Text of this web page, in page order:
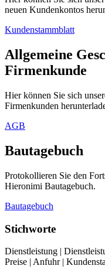
neuen Kundenkontos
Kundenstammblatt
Allgemeine
Firmenkunde
Hier können Sie sich
Firmenkunden
AGB
Bautagebuch
Protokollieren Sie den
Hieronimi Bautagebuch.
Bautagebuch
Stichworte
Dienstleistung |
Preise | Anfuhr |